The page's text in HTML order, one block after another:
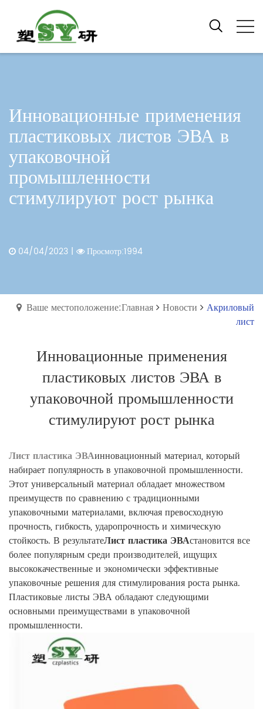
Инновационные применения
пластиковых листов ЭВА в
упаковочной
промышленности
стимулируют рост рынка
04/04/2023 | Просмотр:1994
Ваше местоположение:Главная Новости
Акриловый
лист
Инновационные применения
пластиковых листов ЭВА в
упаковочной промышленности
стимулируют рост рынка
Лист пластика ЭВАинновационный материал, который
набирает популярность в упаковочной промышленности.
Этот универсальный материал обладает множеством
преимуществ по сравнению с традиционными
упаковочными материалами, включая превосходную
прочность, гибкость, ударопрочность и химическую
стойкость. В результатеЛист пластика ЭВАстановится все
более популярным среди производителей, ищущих
высококачественные и экономически эффективные
упаковочные решения для стимулирования роста рынка.
Пластиковые листы ЭВА обладают следующими
основными преимуществами в упаковочной
промышленности.